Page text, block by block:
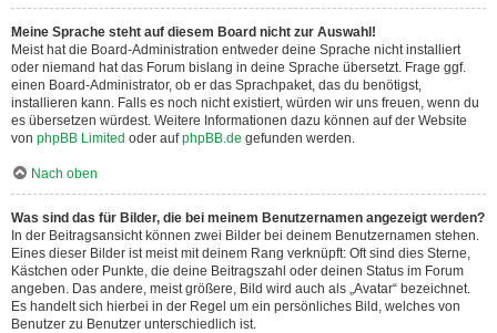
Meine Sprache steht auf diesem Board nicht zur Auswahl!
Meist hat die Board-Administration entweder deine Sprache nicht installiert
oder niemand hat das Forum bislang in deine Sprache übersetzt. Frage ggf.
einen Board-Administrator, ob er das Sprachpaket, das du benötigst,
installieren kann. Falls es noch nicht existiert, würden wir uns freuen, wenn du
es übersetzen würdest. Weitere Informationen dazu können auf der Website
von phpBB Limited oder aufphpBB.de gefunden werden.
Nach oben
Was sind das für Bilder, die bei meinem Benutzernamen angezeigt werden?
In der Beitragsansicht können zwei Bilder bei deinem Benutzernamen stehen.
Eines dieser Bilder ist meist mit deinem Rang verknüpft: Oft sind dies Sterne,
Kästchen oder Punkte, die deine Beitragszahl oder deinen Status im Forum
angeben. Das andere, meist größere, Bild wird auch als „Avatar“ bezeichnet.
Es handelt sich hierbei in der Regel um ein persönliches Bild, welches von
Benutzer zu Benutzer unterschiedlich ist.